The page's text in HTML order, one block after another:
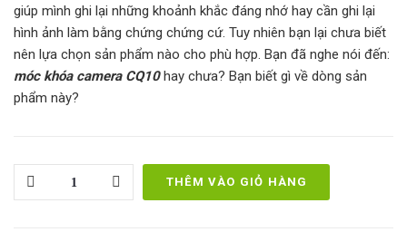
giúp mình ghi lại những khoảnh khắc đáng nhớ hay cần ghi lại
hình ảnh làm bằng chứng chứng cứ. Tuy nhiên bạn lại chưa biết
nên lựa chọn sản phẩm nào cho phù hợp. Bạn đã nghe nói đến:
móc khóa camera CQ10hay chưa? Bạn biết gì về dòng sản
phẩm này?
Quantity THÊM VÀO GIỎ HÀNG